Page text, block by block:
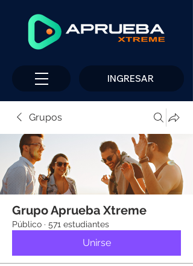
INGRESAR
Grupos
Grupo Aprueba Xtreme
Público · 571 estudiantes
Unirse